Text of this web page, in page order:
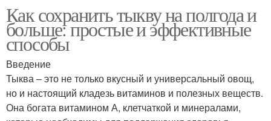
Как сохранить тыкву на полгода и
больше: простые и эффективные
способы
Введение
Тыква – это не только вкусный и универсальный овощ,
но и настоящий кладезь витаминов и полезных веществ.
Она богата витамином А, клетчаткой и минералами,